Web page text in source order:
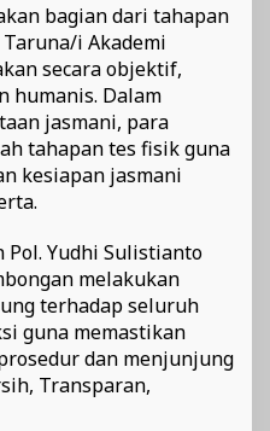
bagian dari tahapan
i Akademi
secara objektif,
humanis. Dalam
jasmani, para
tahapan tes fisik guna
kesiapan jasmani
Yudhi Sulistianto
melakukan
terhadap seluruh
guna memastikan
dan menjunjung
Transparan,